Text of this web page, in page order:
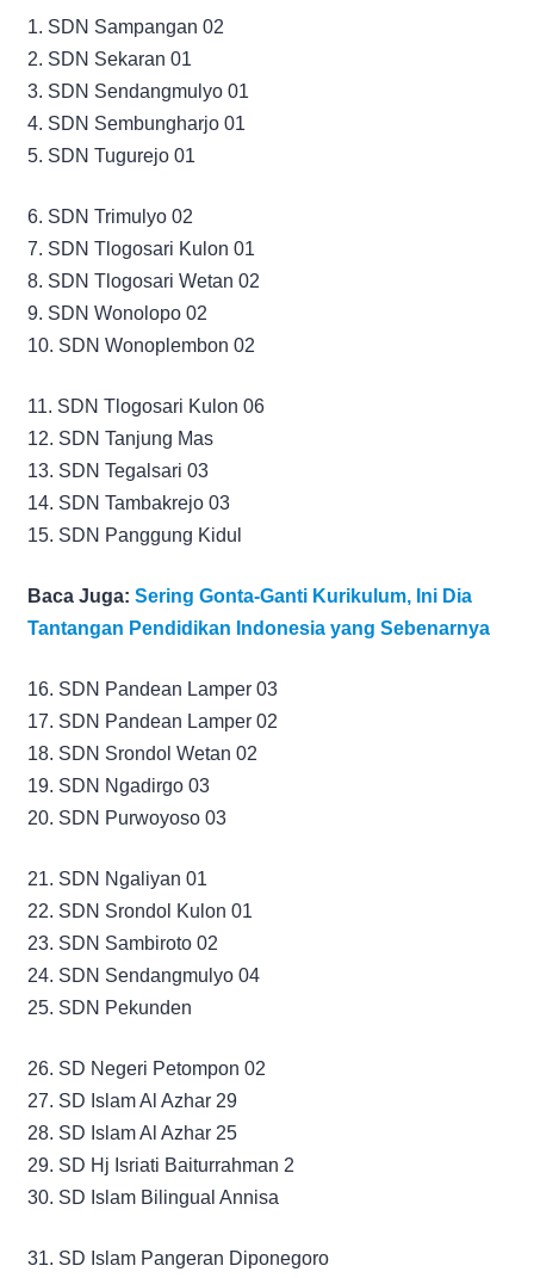
1. SDN Sampangan 02
2. SDN Sekaran 01
3. SDN Sendangmulyo 01
4. SDN Sembungharjo 01
5. SDN Tugurejo 01
6. SDN Trimulyo 02
7. SDN Tlogosari Kulon 01
8. SDN Tlogosari Wetan 02
9. SDN Wonolopo 02
10. SDN Wonoplembon 02
11. SDN Tlogosari Kulon 06
12. SDN Tanjung Mas
13. SDN Tegalsari 03
14. SDN Tambakrejo 03
15. SDN Panggung Kidul
Baca Juga: Sering Gonta-Ganti Kurikulum, Ini Dia
Tantangan Pendidikan Indonesia yang Sebenarnya
16. SDN Pandean Lamper 03
17. SDN Pandean Lamper 02
18. SDN Srondol Wetan 02
19. SDN Ngadirgo 03
20. SDN Purwoyoso 03
21. SDN Ngaliyan 01
22. SDN Srondol Kulon 01
23. SDN Sambiroto 02
24. SDN Sendangmulyo 04
25. SDN Pekunden
26. SD Negeri Petompon 02
27. SD Islam Al Azhar 29
28. SD Islam Al Azhar 25
29. SD Hj Isriati Baiturrahman 2
30. SD Islam Bilingual Annisa
31. SD Islam Pangeran Diponegoro